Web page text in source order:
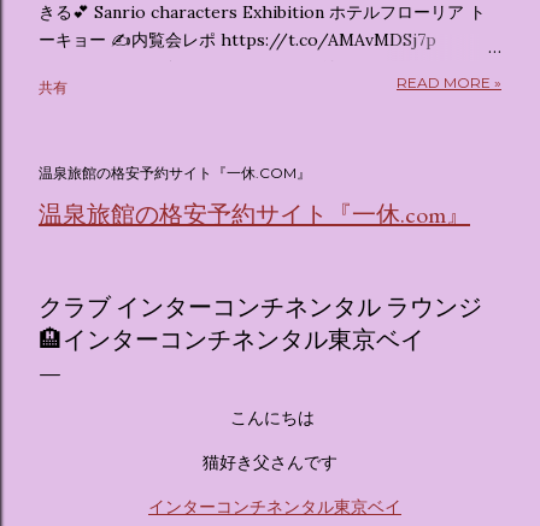
きる💕 Sanrio characters Exhibition ホテルフローリア ト
ーキョー ✍️内覧会レポ https://t.co/AMAvMDSj7p
pic.twitter.com/sKx7uXeXHW — オリコンニュース
(@oricon) July 14, 2026 ホテルフローリア トーキョー
はなく、2026年7月15日から東京・新宿でスタートする サン
リオキャラクターズの体験型・没入型展示イベント の名称で
す。 韓国で話題を呼んだ「サンリオキャラクターが考える夢
クインしてルームツアーを楽しむような、特別な空間が演出
されています。その魅力をいくつかのかたまりに分けてご紹
介します。 🔑 1. コンセプトは「サンリオキャラが考える夢
イティブプロダクション「d'strict」が手掛けており、五感を
刺激する美しいデジタルアートとストーリー性の高い全11の
ト ：ピンクを基調とした華やかなエントランスロビーでルー
共有 READ MORE »
温泉旅館の格安予約サイト『一休.COM』
温泉旅館の格安予約サイト『一休.com』
クラブ インターコンチネンタル ラウンジ
🏨インターコンチネンタル東京ベイ
こんにちは
猫好き父さんです
インターコンチネンタル東京ベイ